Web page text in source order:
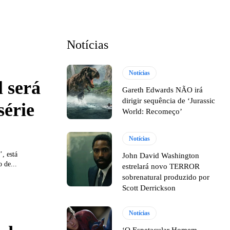
será
está
de...
Notícias
Notícias
Gareth Edwards NÃO irá
dirigir sequência de ‘Jurassic
World: Recomeço’
Notícias
John David Washington
estrelará novo TERROR
sobrenatural produzido por
Scott Derrickson
Notícias